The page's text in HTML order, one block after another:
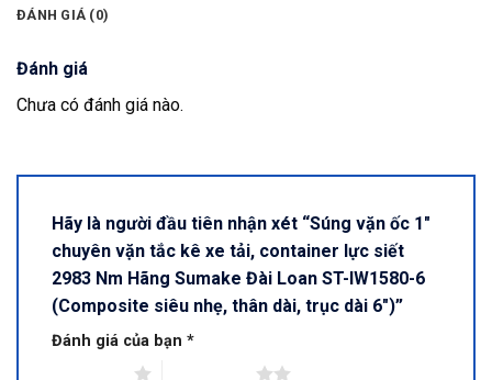
ĐÁNH GIÁ (0)
Đánh giá
Chưa có đánh giá nào.
Hãy là người đầu tiên nhận xét “Súng vặn ốc 1″
chuyên vặn tắc kê xe tải, container lực siết
2983 Nm Hãng Sumake Đài Loan ST-IW1580-6
(Composite siêu nhẹ, thân dài, trục dài 6″)”
Đánh giá của bạn *